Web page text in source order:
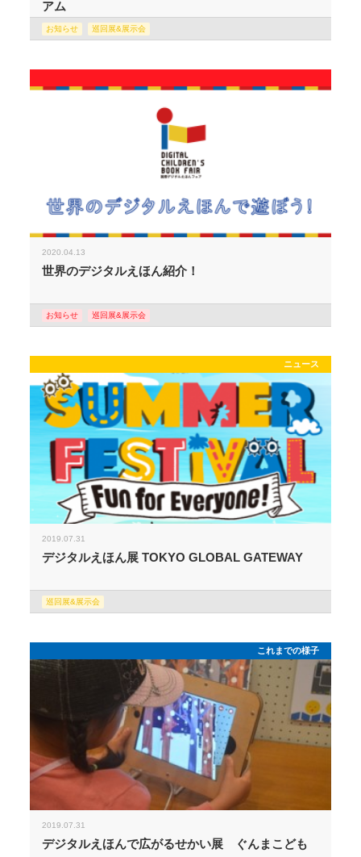
アム
お知らせ 巡回展&展示会
2020.04.13
世界のデジタルえほん紹介！
お知らせ 巡回展&展示会
ニュース
2019.07.31
デジタルえほん展 TOKYO GLOBAL GATEWAY
巡回展&展示会
これまでの様子
2019.07.31
デジタルえほんで広がるせかい展 ぐんまこども